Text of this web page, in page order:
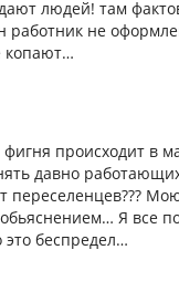
людей! там
работник не
копают…
фигня происходит в
давно
переселенцев???
обьяснением… Я все
это беспредел…